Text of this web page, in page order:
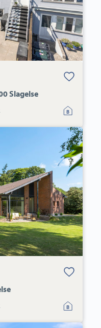
Bolig er gemt
under dine
Slagelse
Bolig er gemt
under dine